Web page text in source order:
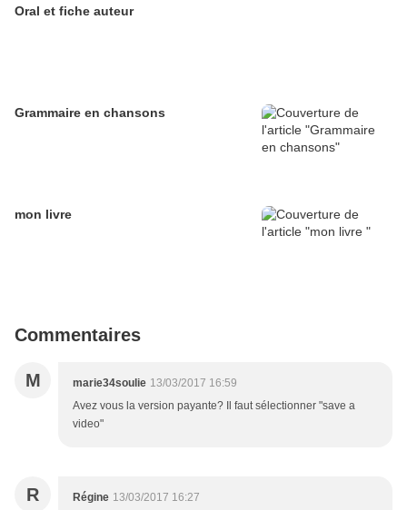
Oral et fiche auteur
Grammaire en chansons
mon livre
Commentaires
M marie34soulie 13/03/2017 16:59
Avez vous la version payante? Il faut sélectionner "save a
video"
R Régine 13/03/2017 16:27